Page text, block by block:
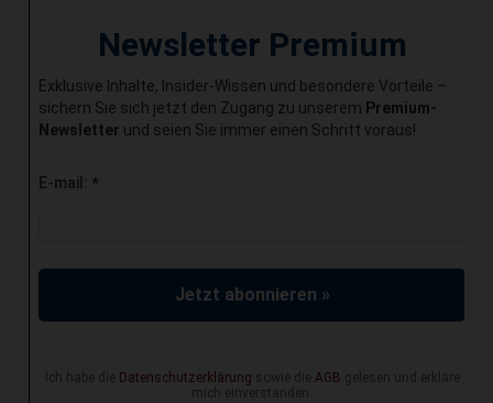
Newsletter Premium
Exklusive Inhalte, Insider-Wissen und besondere Vorteile –
sichern Sie sich jetzt den Zugang zu unserem Premium-
Newsletter und seien Sie immer einen Schritt voraus!
E-mail: *
Jetzt abonnieren »
Ich habe die Datenschutzerklärung sowie die AGB gelesen und erkläre
mich einverstanden.